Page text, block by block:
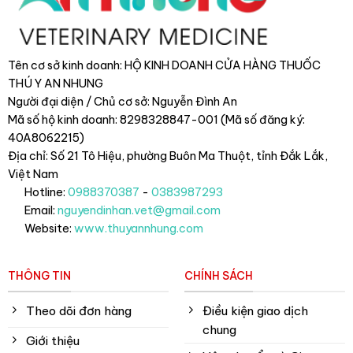
Tên cơ sở kinh doanh: HỘ KINH DOANH CỬA HÀNG THUỐC
THÚ Y AN NHUNG
Người đại diện / Chủ cơ sở: Nguyễn Đình An
Mã số hộ kinh doanh: 8298328847-001 (Mã số đăng ký:
40A8062215)
Địa chỉ: Số 21 Tô Hiệu, phường Buôn Ma Thuột, tỉnh Đắk Lắk,
Việt Nam
Hotline: 0988370387 - 0383987293
Email: nguyendinhan.vet@gmail.com
Website: www.thuyannhung.com
THÔNG TIN
Theo dõi đơn hàng
Giới thiệu
CHÍNH SÁCH
Điều kiện giao dịch
chung